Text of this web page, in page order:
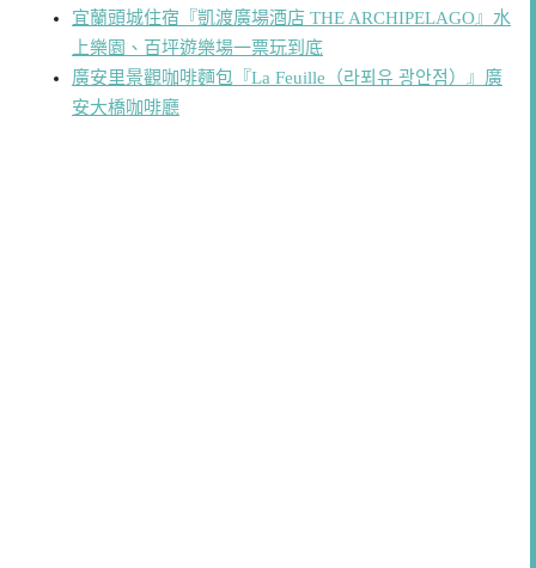
宜蘭頭城住宿『凱渡廣場酒店 THE ARCHIPELAGO』水
上樂園、百坪遊樂場一票玩到底
廣安里景觀咖啡麵包『La Feuille（라푀유 광안점）』廣
安大橋咖啡廳